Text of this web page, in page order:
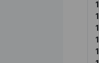
1
1
1
1
1